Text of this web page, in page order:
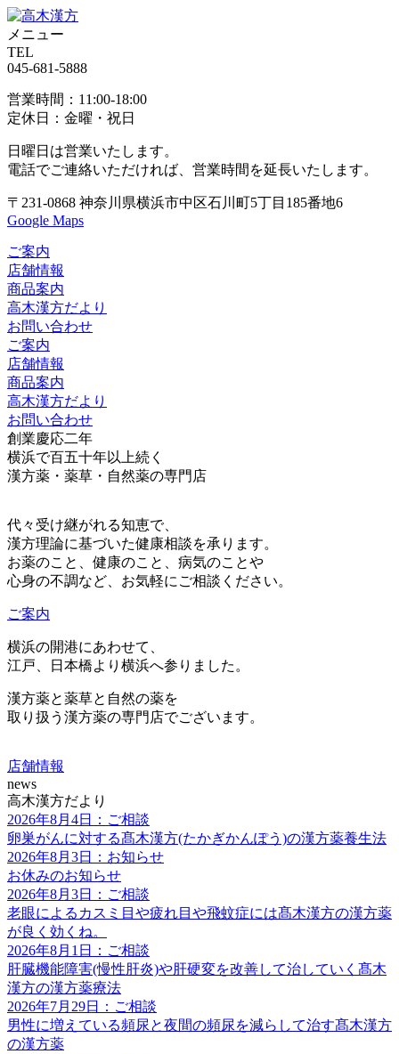
メニュー
TEL
045-681-5888
営業時間：11:00-18:00
定休日：金曜・祝日
日曜日は営業いたします。
電話でご連絡いただければ、 営業時間を延長いたします。
〒231-0868 神奈川県横浜市中区石川町5丁目185番地6
Google Maps
ご案内
店舗情報
商品案内
高木漢方だより
お問い合わせ
ご案内
店舗情報
商品案内
高木漢方だより
お問い合わせ
創業慶応二年
横浜で百五十年以上続く
漢方薬・薬草・自然薬の専門店
代々受け継がれる知恵で、
漢方理論に基づいた健康相談を承ります。
お薬のこと、健康のこと、病気のことや
心身の不調など、お気軽にご相談ください。
ご案内
横浜の開港にあわせて、
江戸、日本橋より 横浜へ参りました。
漢方薬と薬草と自然の薬を
取り扱う漢方薬の専門店でございます。
店舗情報
news
高木漢方だより
2026年8月4日：ご相談
卵巣がんに対する髙木漢方(たかぎかんぽう)の漢方薬養生法
2026年8月3日：お知らせ
お休みのお知らせ
2026年8月3日：ご相談
老眼によるカスミ目や疲れ目や飛蚊症には髙木漢方の漢方薬
が良く効くね。
2026年8月1日：ご相談
肝臓機能障害(慢性肝炎)や肝硬変を改善して治していく髙木
漢方の漢方薬療法
2026年7月29日：ご相談
男性に増えている頻尿と夜間の頻尿を減らして治す髙木漢方
の漢方薬